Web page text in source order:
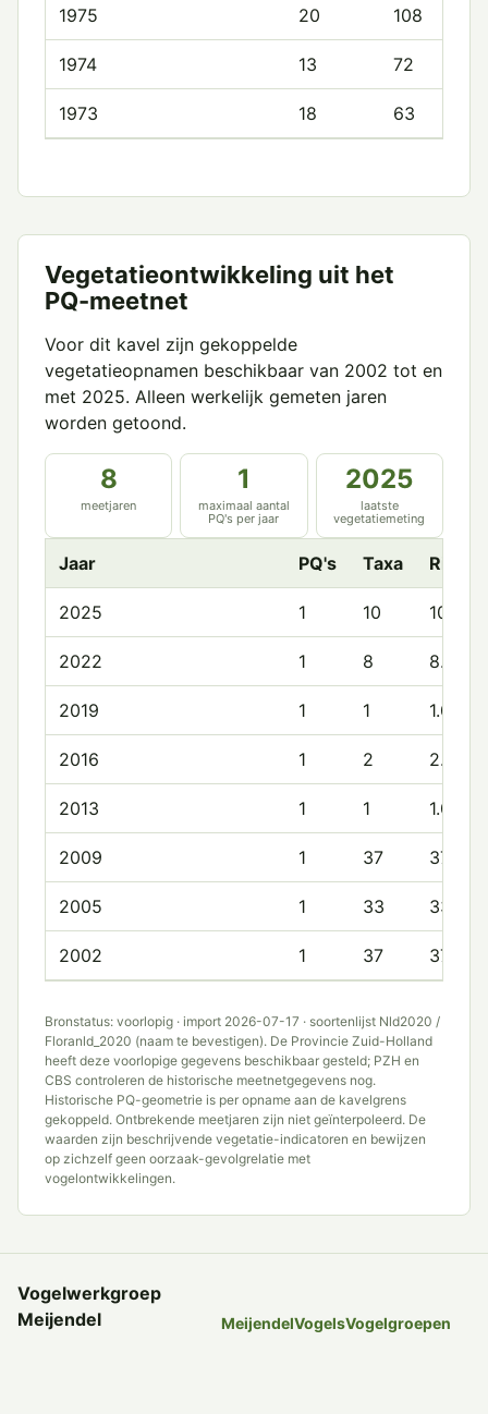
1975 20 108
1974 13 72
1973 18 63
Vegetatieontwikkeling uit het
PQ-meetnet
Voor dit kavel zijn gekoppelde
vegetatieopnamen beschikbaar van 2002 tot en
met 2025. Alleen werkelijk gemeten jaren
worden getoond.
8
meetjaren
1
maximaal aantal
PQ's per jaar
2025
laatste
vegetatiemeting
Jaar PQ's Taxa
2025 1 10 10.0
2022 1 8 8.0
2019 1 1 1.0
2016 1 2 2.0
2013 1 1 1.0
2009 1 37 37.0
2005 1 33 33.0
2002 1 37 37.0
Bronstatus: voorlopig · import 2026-07-17 · soortenlijst Nld2020 /
Floranld_2020 (naam te bevestigen). De Provincie Zuid-Holland
heeft deze voorlopige gegevens beschikbaar gesteld; PZH en
CBS controleren de historische meetnetgegevens nog.
Historische PQ-geometrie is per opname aan de kavelgrens
gekoppeld. Ontbrekende meetjaren zijn niet geïnterpoleerd. De
waarden zijn beschrijvende vegetatie-indicatoren en bewijzen
op zichzelf geen oorzaak-gevolgrelatie met
vogelontwikkelingen.
Vogelwerkgroep
Meijendel
MeijendelVogelsVogelgroepen